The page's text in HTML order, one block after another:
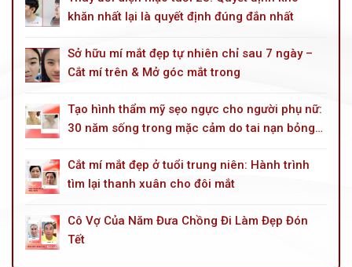
khăn nhất lại là quyết định đúng đắn nhất
Sở hữu mí mắt đẹp tự nhiên chỉ sau 7 ngày –
Cắt mí trên & Mở góc mắt trong
Tạo hình thẩm mỹ sẹo ngực cho người phụ nữ:
30 năm sống trong mặc cảm do tai nạn bỏng
Cắt mí mắt đẹp ở tuổi trung niên: Hành trình
tìm lại thanh xuân cho đôi mắt
Cô Vợ Của Năm Đưa Chồng Đi Làm Đẹp Đón
Tết